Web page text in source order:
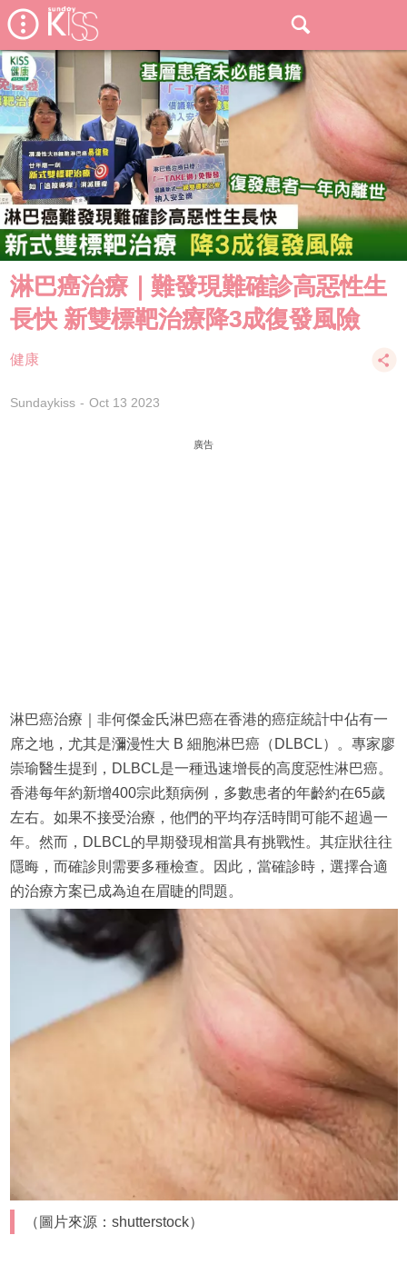
淋巴癌治療｜難發現難確診高惡性生
長快 新雙標靶治療降3成復發風險
健康
Sundaykiss Oct 13 2023
廣告
淋巴癌治療｜非何傑金氏淋巴癌在香港的癌症統計中佔有一
席之地，尤其是瀰漫性大 B 細胞淋巴癌（DLBCL）。專家廖
崇瑜醫生提到，DLBCL是一種迅速增長的高度惡性淋巴癌。
香港每年約新增400宗此類病例，多數患者的年齡約在65歲
左右。如果不接受治療，他們的平均存活時間可能不超過一
年。然而，DLBCL的早期發現相當具有挑戰性。其症狀往往
隱晦，而確診則需要多種檢查。因此，當確診時，選擇合適
的治療方案已成為迫在眉睫的問題。
（圖片來源：shutterstock）